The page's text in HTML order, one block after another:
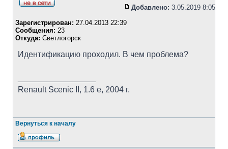
Добавлено: 3.05.2019 8:05
Зарегистрирован: 27.04.2013 22:39
Сообщения: 23
Откуда: Светлогорск
Идентификацию проходил. В чем проблема?
Renault Scenic II, 1.6 e, 2004 г.
Вернуться к началу